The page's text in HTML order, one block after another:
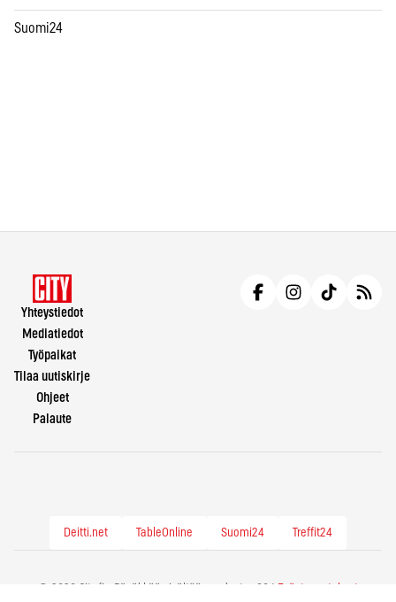
Suomi24
Yhteystiedot
Mediatiedot
Työpaikat
Tilaa uutiskirje
Ohjeet
Palaute
Deitti.net TableOnline Suomi24 Treffit24